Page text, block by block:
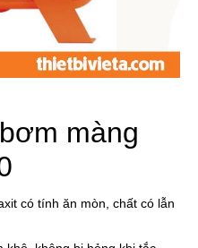
màng
có tính ăn mòn, chất có lẫn